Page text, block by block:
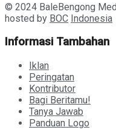
© 2024 BaleBengong
hosted by BOC Indonesia
Informasi Tambahan
Iklan
Peringatan
Kontributor
Bagi Beritamu!
Tanya Jawab
Panduan Logo